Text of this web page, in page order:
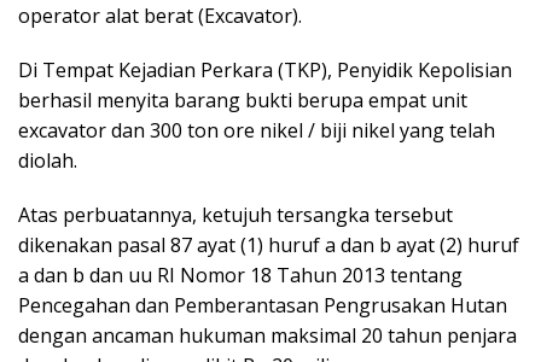
operator alat berat (Excavator).
Di Tempat Kejadian Perkara (TKP), Penyidik Kepolisian
berhasil menyita barang bukti berupa empat unit
excavator dan 300 ton ore nikel / biji nikel yang telah
diolah.
Atas perbuatannya, ketujuh tersangka tersebut
dikenakan pasal 87 ayat (1) huruf a dan b ayat (2) huruf
a dan b dan uu RI Nomor 18 Tahun 2013 tentang
Pencegahan dan Pemberantasan Pengrusakan Hutan
dengan ancaman hukuman maksimal 20 tahun penjara